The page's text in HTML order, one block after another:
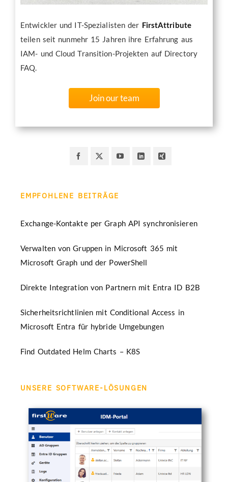
Entwickler und IT-Spezialisten der FirstAttribute
teilen seit nunmehr 15 Jahren ihre Erfahrung aus
IAM- und Cloud Transition-Projekten auf Directory
FAQ.
Join our team
EMPFOHLENE BEITRÄGE
Exchange-Kontakte per Graph API synchronisieren
Verwalten von Gruppen in Microsoft 365 mit
Microsoft Graph und der PowerShell
Direkte Integration von Partnern mit Entra ID B2B
Sicherheitsrichtlinien mit Conditional Access in
Microsoft Entra für hybride Umgebungen
Find Outdated Helm Charts – K8S
UNSERE SOFTWARE-LÖSUNGEN